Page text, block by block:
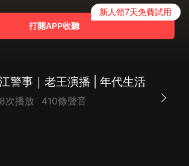
打開APP收聽
新人領7天免費試用
警事｜老王演播 | 年代生活
次播放 410條聲音